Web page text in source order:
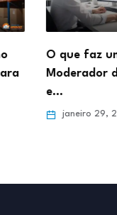
O que faz um
Moderador de
janeiro 29, 2026